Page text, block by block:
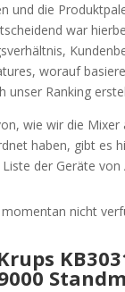
und die
war
worauf
unser Ranking
wie wir die Mixer
haben, gibt es
der Geräte von
nicht